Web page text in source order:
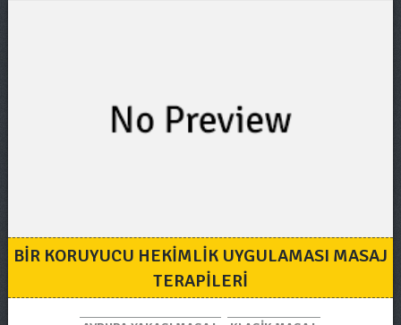
BIR KORUYUCU HEKIMLIK UYGULAMASI MASAJ
TERAPILERI